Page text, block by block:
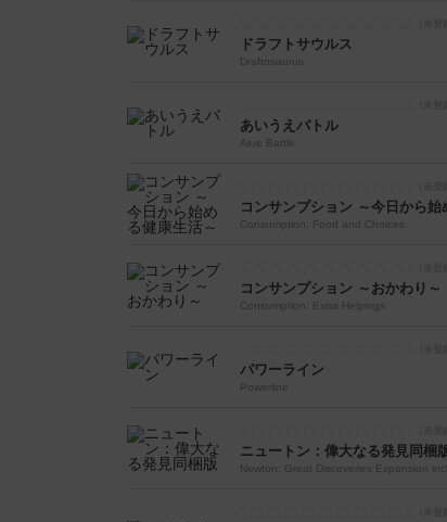
ドラフトサウルス
Draftosaurus
あいうえバトル
Aiue Battle
コンサンプション ～今日から始
Consumption: Food and Choices
コンサンプション ～おかわり～
Consumption: Extra Helpings
パワーライン
Powerline
ニュートン：偉大なる発見同梱
Newton: Great Discoveries Expansion